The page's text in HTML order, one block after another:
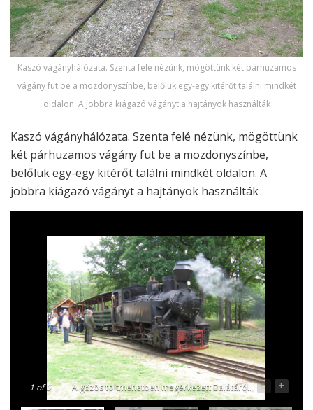
Kaszó vágányhálózata. Szenta felé nézünk, mögöttünk két párhuzamos
vágány fut be a mozdonyszínbe, belőlük egy-egy kitérőt találni mindkét
oldalon. A jobbra kiágazó vágányt a hajtányok használták
Kaszó vágányhálózata. Szenta felé nézünk, mögöttünk
két párhuzamos vágány fut be a mozdonyszínbe,
belőlük egy-egy kitérőt találni mindkét oldalon. A
jobbra kiágazó vágányt a hajtányok használták
1 of 5 A gőzös toltmenetben megérkezett Balátáról. - +